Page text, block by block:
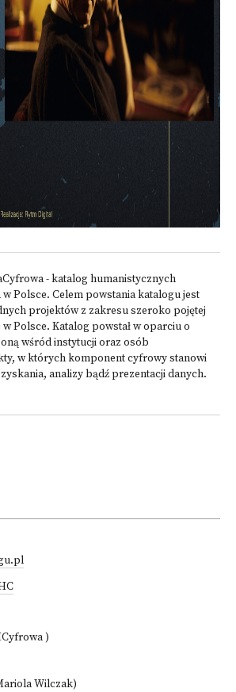
- katalog humanistycznych
Polsce. Celem powstania katalogu jest
projektów z zakresu szeroko pojętej
Polsce. Katalog powstał w oparciu o
wśród instytucji oraz osób
w których komponent cyfrowy stanowi
analizy bądź prezentacji danych.
)
Wilczak)